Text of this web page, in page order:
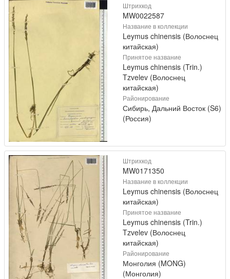
Штрихкод
MW0022587
Название в коллекции
Leymus chinensis (Волоснец
китайская)
Принятое название
Leymus chinensis (Trin.)
Tzvelev (Волоснец
китайская)
Районирование
Сибирь, Дальний Восток (S6)
(Россия)
Штрихкод
MW0171350
Название в коллекции
Leymus chinensis (Волоснец
китайская)
Принятое название
Leymus chinensis (Trin.)
Tzvelev (Волоснец
китайская)
Районирование
Монголия (MONG)
(Монголия)